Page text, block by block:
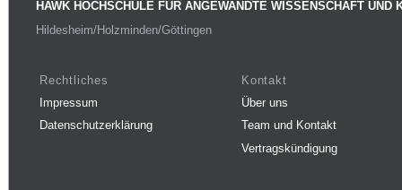
HAWK HOCHSCHULE FÜR ANGEWANDTE WISSENSCHAFT UND
Hildesheim/Holzminden/Göttingen
Rechtliches
Impressum
Datenschutzerklärung
Kontakt
Über uns
Team und Kontakt
Vertragskündigung